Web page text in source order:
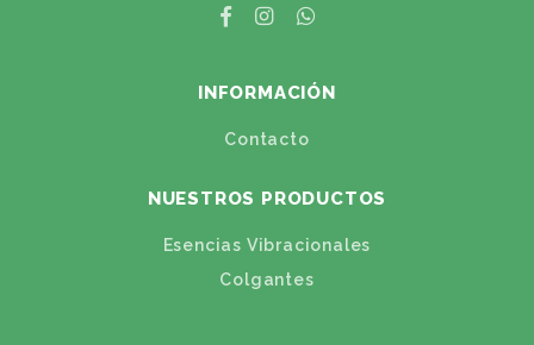
INFORMACIÓN
Contacto
NUESTROS PRODUCTOS
Esencias Vibracionales
Colgantes